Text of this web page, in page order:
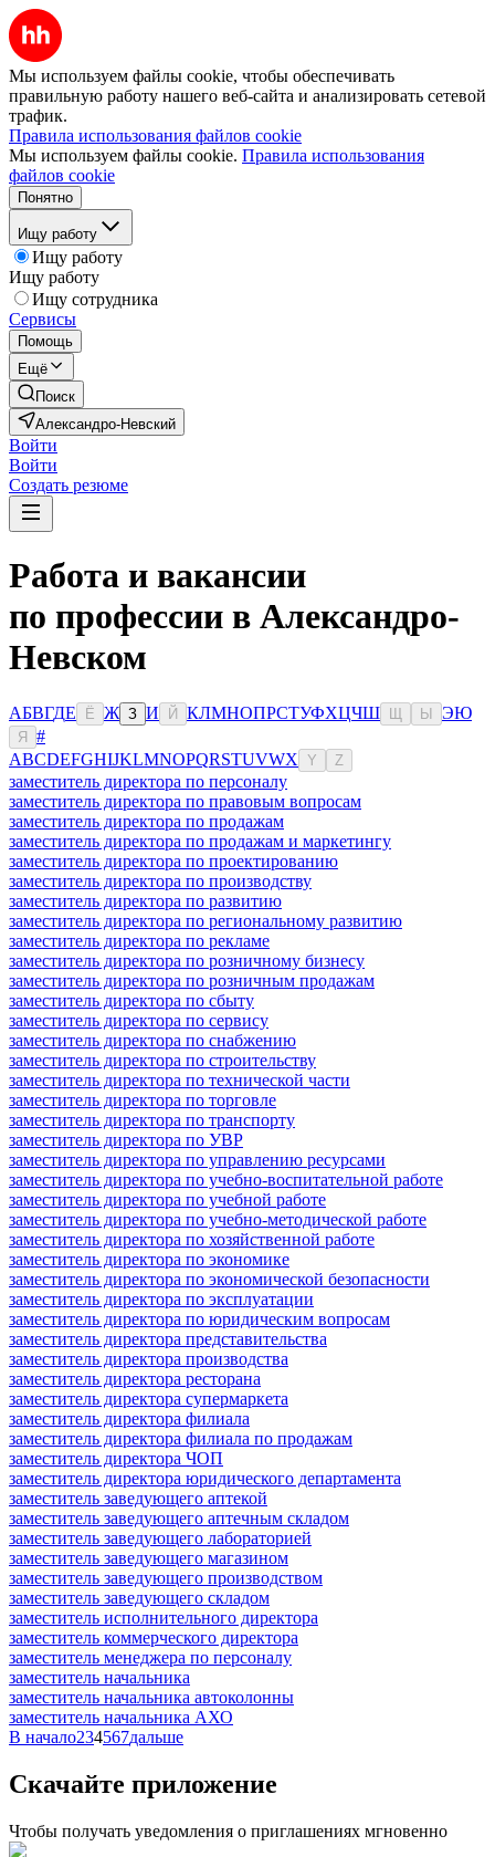
Мы используем файлы cookie, чтобы обеспечивать
правильную работу нашего веб-сайта и анализировать сетевой
трафик.
Правила использования файлов cookie
Мы используем файлы cookie. Правила использования
файлов cookie
Понятно
Ищу работу
Ищу работу
Ищу работу
Ищу сотрудника
Сервисы
Помощь
Ещё
Поиск
Александро-Невский
Войти
Войти
Создать резюме
Работа и вакансии
по профессии в Александро-
Невском
АБВГДЕ Ё Ж З И Й КЛМНОПРСТУФХЦЧШ Ы ЭЮ
Я
#
ABCDEFGHIJKLMNOPQRSTUVWX Y Z
заместитель директора по персоналу
заместитель директора по правовым вопросам
заместитель директора по продажам
заместитель директора по продажам и маркетингу
заместитель директора по проектированию
заместитель директора по производству
заместитель директора по развитию
заместитель директора по региональному развитию
заместитель директора по рекламе
заместитель директора по розничному бизнесу
заместитель директора по розничным продажам
заместитель директора по сбыту
заместитель директора по сервису
заместитель директора по снабжению
заместитель директора по строительству
заместитель директора по технической части
заместитель директора по торговле
заместитель директора по транспорту
заместитель директора по УВР
заместитель директора по управлению ресурсами
заместитель директора по учебно-воспитательной работе
заместитель директора по учебной работе
заместитель директора по учебно-методической работе
заместитель директора по хозяйственной работе
заместитель директора по экономике
заместитель директора по экономической безопасности
заместитель директора по эксплуатации
заместитель директора по юридическим вопросам
заместитель директора представительства
заместитель директора производства
заместитель директора ресторана
заместитель директора супермаркета
заместитель директора филиала
заместитель директора филиала по продажам
заместитель директора ЧОП
заместитель директора юридического департамента
заместитель заведующего аптекой
заместитель заведующего аптечным складом
заместитель заведующего лабораторией
заместитель заведующего магазином
заместитель заведующего производством
заместитель заведующего складом
заместитель исполнительного директора
заместитель коммерческого директора
заместитель менеджера по персоналу
заместитель начальника
заместитель начальника автоколонны
заместитель начальника АХО
В начало234567дальше
Скачайте приложение
Чтобы получать уведомления о приглашениях мгновенно